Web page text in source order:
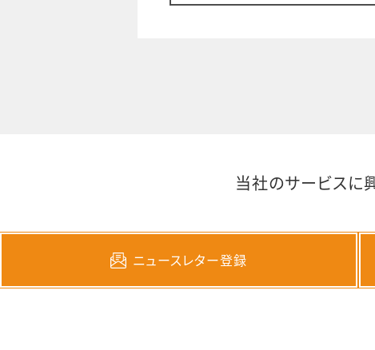
当社のサービスに
ニュースレター登録